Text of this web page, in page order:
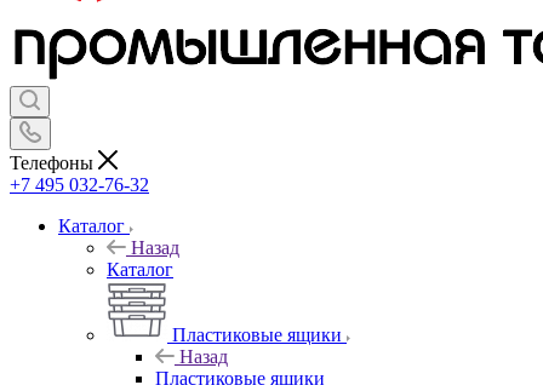
Телефоны
+7 495 032-76-32
Каталог
Назад
Каталог
Пластиковые ящики
Назад
Пластиковые ящики